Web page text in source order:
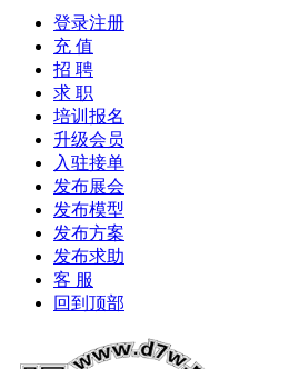
登录注册
充 值
招 聘
求 职
培训报名
升级会员
入驻接单
发布展会
发布模型
发布方案
发布求助
客 服
回到顶部